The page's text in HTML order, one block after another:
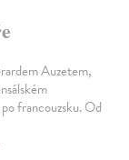
Auzetem,
francouzsku. Od